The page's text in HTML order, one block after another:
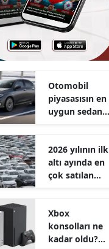
Otomobil
piyasasısın en
uygun sedan
80.900 TL daha
ucuz!
2026 yılının ilk
altı ayında en
çok satılan
oldu
Xbox
konsolları ne
kadar oldu?